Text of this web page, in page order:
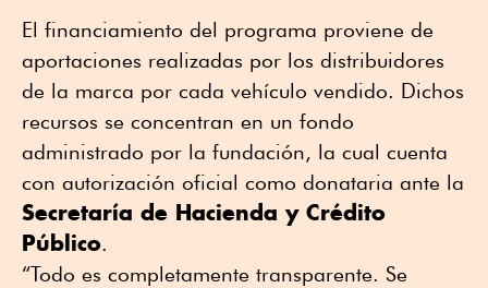
El financiamiento del programa proviene de
aportaciones realizadas por los distribuidores
de la marca por cada vehículo vendido. Dichos
recursos se concentran en un fondo
administrado por la fundación, la cual cuenta
con autorización oficial como donataria ante la
Secretaría de Hacienda y Crédito
Público.
“Todo es completamente transparente. Se